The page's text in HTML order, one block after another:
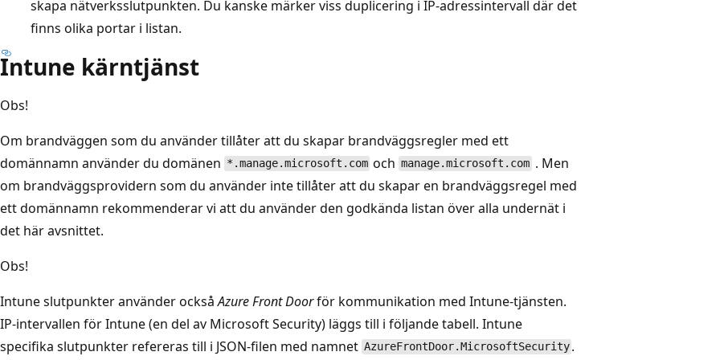
skapa nätverksslutpunkten. Du kanske märker viss duplicering i IP-adressintervall där det
finns olika portar i listan.
Intune kärntjänst
Obs!
Om brandväggen som du använder tillåter att du skapar brandväggsregler med ett
domännamn använder du domänen *.manage.microsoft.com och manage.microsoft.com . Men
om brandväggsprovidern som du använder inte tillåter att du skapar en brandväggsregel med
ett domännamn rekommenderar vi att du använder den godkända listan över alla undernät i
det här avsnittet.
Obs!
Intune slutpunkter använder ocksåAzure Front Doorför kommunikation med Intune-tjänsten.
IP-intervallen för Intune (en del av Microsoft Security) läggs till i följande tabell. Intune
specifika slutpunkter refereras till i JSON-filen med namnet AzureFrontDoor.MicrosoftSecurity .